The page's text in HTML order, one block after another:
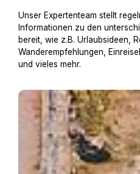
Unser Expertenteam stellt
Informationen zu den
bereit, wie z.B. Urlaubsideen,
Wanderempfehlungen,
und vieles mehr.
Hausboot mit Hund